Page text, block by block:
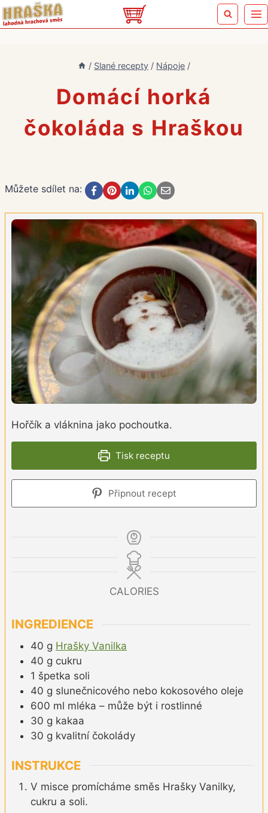
Přeskočit
na
/ Slané recepty / Nápoje /
Domácí horká
čokoláda s Hraškou
Můžete sdílet na:
Hořčík a vláknina jako pochoutka.
Tisk receptu
Připnout recept
CALORIES
INGREDIENCE
40 g Hrašky Vanilka
40 g cukru
1 špetka soli
40 g slunečnicového nebo kokosového oleje
600 ml mléka – může být i rostlinné
30 g kakaa
30 g kvalitní čokolády
INSTRUKCE
V misce promícháme směs Hrašky Vanilky,
cukru a soli.